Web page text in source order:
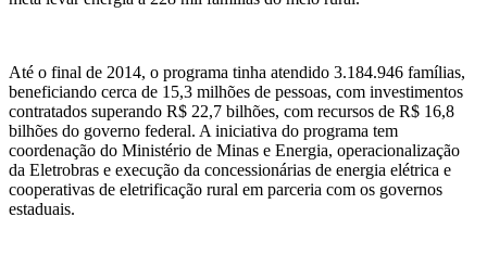
Até o final de 2014, o programa tinha atendido 3.184.946 famílias,
beneficiando cerca de 15,3 milhões de pessoas, com investimentos
contratados superando R$ 22,7 bilhões, com recursos de R$ 16,8
bilhões do governo federal. A iniciativa do programa tem
coordenação do Ministério de Minas e Energia, operacionalização
da Eletrobras e execução da concessionárias de energia elétrica e
cooperativas de eletrificação rural em parceria com os governos
estaduais.